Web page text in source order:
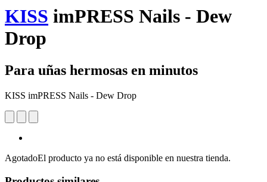
KISS imPRESS Nails - Dew
Drop
Para uñas hermosas en minutos
KISS imPRESS Nails - Dew Drop
AgotadoEl producto ya no está disponible en nuestra tienda.